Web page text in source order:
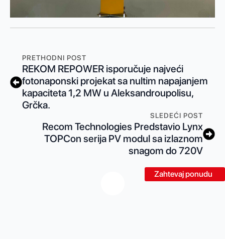
Zahtevaj ponudu
PRETHODNI POST
REKOM REPOWER isporučuje najveći
fotonaponski projekat sa nultim napajanjem
kapaciteta 1,2 MW u Aleksandroupolisu,
Grčka.
SLEDEĆI POST
Recom Technologies Predstavio Lynx
TOPCon serija PV modul sa izlaznom
snagom do 720V